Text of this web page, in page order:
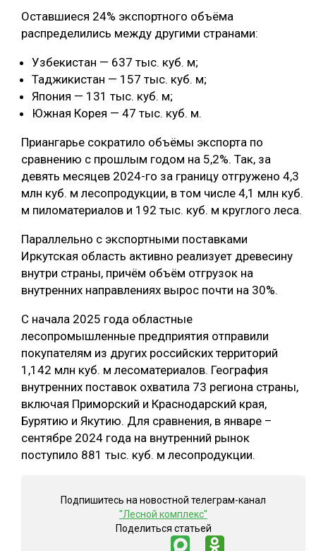
ДЕРЕВЯННОЕ ДОМОСТРОЕНИЕ
БЕЗОПАСНОЕ ПРОИЗВОДСТВО
СОРТИРОВКА ДРЕВЕСИНЫ
СУШКА ДРЕВЕСИНЫ
МЕБЕЛЬНОЕ ПРОИЗВОДСТВО
Оставшиеся 24% экспортного объёма
распределились между другими странами:
Узбекистан — 637 тыс. куб. м;
Таджикистан — 157 тыс. куб. м;
Япония — 131 тыс. куб. м;
Южная Корея — 47 тыс. куб. м.
Приангарье сократило объёмы экспорта по
сравнению с прошлым годом на 5,2%. Так, за
девять месяцев 2024-го за границу отгружено 4,3
млн куб. м лесопродукции, в том числе 4,1 млн куб.
м пиломатериалов и 192 тыс. куб. м круглого леса.
Параллельно с экспортными поставками
Иркутская область активно реализует древесину
внутри страны, причём объём отгрузок на
внутренних направлениях вырос почти на 30%.
С начала 2025 года областные
лесопромышленные предприятия отправили
покупателям из других российских территорий
1,142 млн куб. м лесоматериалов. География
внутренних поставок охватила 73 региона страны,
включая Приморский и Краснодарский края,
Бурятию и Якутию. Для сравнения, в январе –
сентябре 2024 года на внутренний рынок
поступило 881 тыс. куб. м лесопродукции.
Подпишитесь на новостной телеграм-канал
"Лесной комплекс"
Поделиться статьей